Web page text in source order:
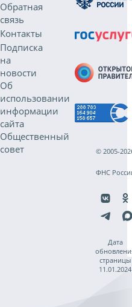
Обратная
связь
Контакты
Подписка
на
новости
Об
использовании
информации
сайта
Общественный
совет
© 2005-
ФНС
Дата
страницы
11.01.2024